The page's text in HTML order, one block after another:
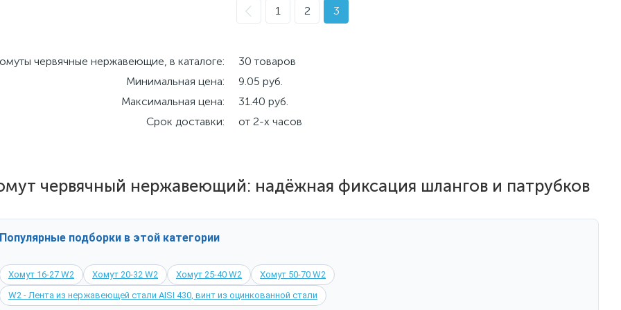
1 2 3
червячные нержавеющие, в каталоге:
30 товаров
Минимальная цена:
9.05 руб.
Максимальная цена:
31.40 руб.
Срок доставки:
от 2-х часов
червячный нержавеющий: надёжная фиксация шлангов и патрубков
Популярные подборки в этой категории
Хомут 16-27 W2 Хомут 20-32 W2 Хомут 25-40 W2
Хомут 50-70 W2
W2 - Лента из нержавеющей стали AISI 430, винт из оцинкованной стали